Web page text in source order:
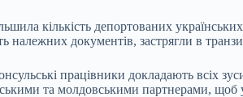
кількість депортованих
документів, застрягли в
працівники докладають всіх
та молдовськими партнерами,